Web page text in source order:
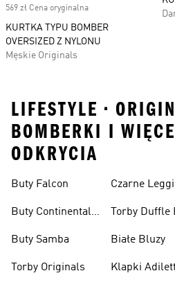
569 zł Cena oryginalna
KURTKA TYPU BOMBER
OVERSIZED Z NYLONU
Męskie Originals
LIFESTYLE •
BOMBERKI I
ODKRYCIA
Buty Falcon
Buty Continental
Buty Samba
Torby Originals
Czarne
Torby Duffle
Białe Bluzy
Klapki